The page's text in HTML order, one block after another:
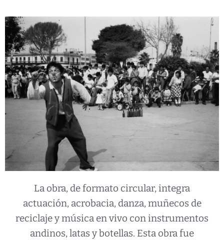
La obra, de formato circular, integra
actuación, acrobacia, danza, muñecos de
reciclaje y música en vivo con instrumentos
andinos, latas y botellas. Esta obra fue